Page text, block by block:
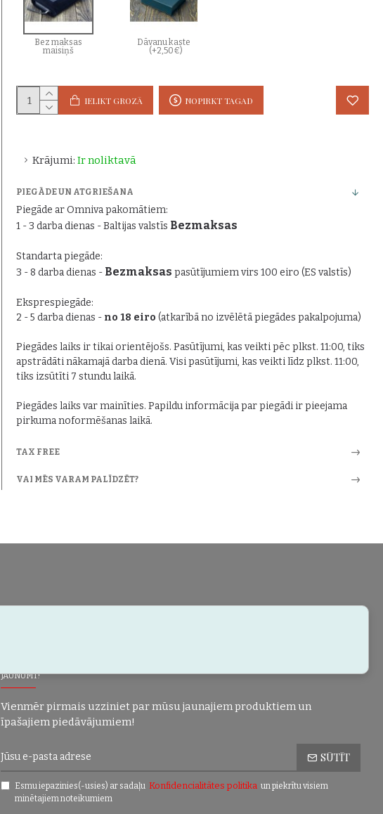
Krājumi: Ir noliktavā
Bez maksas
maisiņš
Dāvanu kaste
(+2,50€)
IELIKT GROZĀ NOPIRKT TAGAD
PIEGĀDE UN ATGRIEŠANA
Piegāde ar Omniva pakomātiem:
1 - 3 darba dienas - Baltijas valstīs Bezmaksas
Standarta piegāde:
3 - 8 darba dienas - Bezmaksas pasūtījumiem virs 100 eiro (ES valstīs)
Eksprespiegāde:
2 - 5 darba dienas - no 18 eiro (atkarībā no izvēlētā piegādes pakalpojuma)
Piegādes laiks ir tikai orientējošs. Pasūtījumi, kas veikti pēc plkst. 11:00, tiks
apstrādāti nākamajā darba dienā. Visi pasūtījumi, kas veikti līdz plkst. 11:00,
tiks izsūtīti 7 stundu laikā.
Piegādes laiks var mainīties. Papildu informācija par piegādi ir pieejama
pirkuma noformēšanas laikā.
TAX FREE
VAI MĒS VARAM PALĪDZĒT?
JAUNUMI!
Vienmēr pirmais uzziniet par mūsu jaunajiem produktiem un
īpašajiem piedāvājumiem!
SŪTĪT
Esmu iepazinies(-usies) ar sadaļu Konfidencialitātes politika un piekrītu visiem
minētajiem noteikumiem